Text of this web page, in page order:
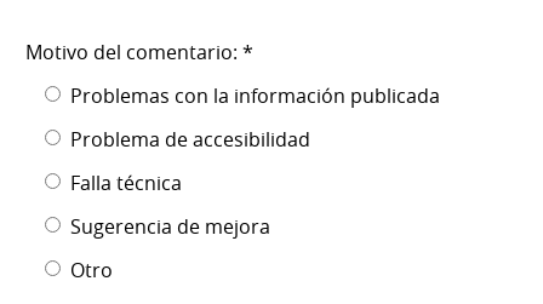
Motivo del comentario: *
Problemas con la información publicada
Problema de accesibilidad
Falla técnica
Sugerencia de mejora
Otro